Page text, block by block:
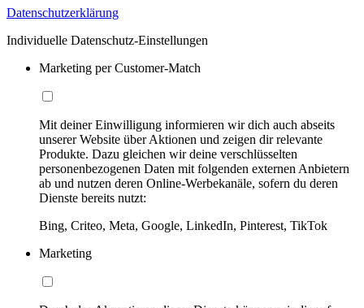
Datenschutzerklärung
Individuelle Datenschutz-Einstellungen
Marketing per Customer-Match
Mit deiner Einwilligung informieren wir dich auch abseits
unserer Website über Aktionen und zeigen dir relevante
Produkte. Dazu gleichen wir deine verschlüsselten
personenbezogenen Daten mit folgenden externen Anbietern
ab und nutzen deren Online-Werbekanäle, sofern du deren
Dienste bereits nutzt:
Bing, Criteo, Meta, Google, LinkedIn, Pinterest, TikTok
Marketing